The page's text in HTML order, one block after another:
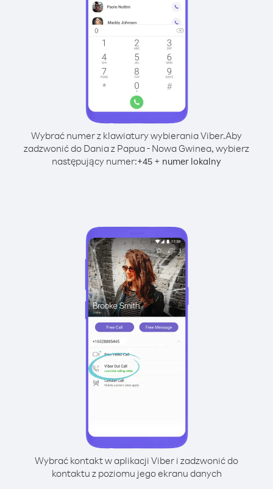
Wybrać numer z klawiatury wybierania Viber.Aby
zadzwonić do Dania z Papua - Nowa Gwinea, wybierz
następujący numer:+45 + numer lokalny
Wybrać kontakt w aplikacji Viber i zadzwonić do
kontaktu z poziomu jego ekranu danych